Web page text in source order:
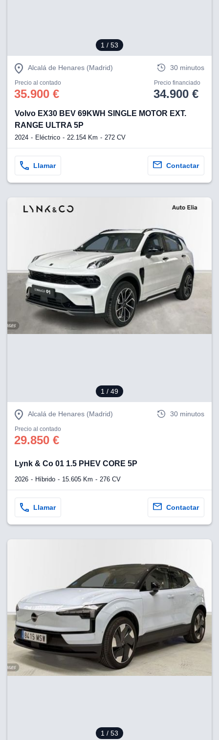
1 / 53
Alcalá de Henares (Madrid) 30 minutos
Precio al contado
35.900 €
Precio financiado
34.900 €
Volvo EX30 BEV 69KWH SINGLE MOTOR EXT.
RANGE ULTRA 5P
2024 Eléctrico 22.154 Km 272 CV
Llamar Contactar
1 / 49
Alcalá de Henares (Madrid) 30 minutos
Precio al contado
29.850 €
Lynk & Co 01 1.5 PHEV CORE 5P
2026 Híbrido 15.605 Km 276 CV
Llamar Contactar
1 / 53